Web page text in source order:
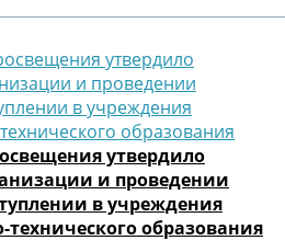
утвердило
и проведении
в учреждения
технического образования